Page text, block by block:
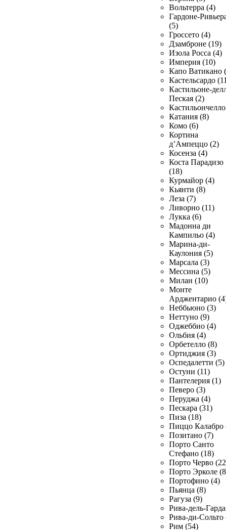
Вольтерра (4)
Гардоне-
(5)
Гроссето (4)
Дзамброне (19)
Изола Росса (4)
Империя (10)
Капо Ватикано
Кастельсардо
Кастильоне-
Пеская (2)
Катания (8)
Комо (6)
Кортина
д’Ампеццо (2)
Косенза (4)
Коста Парадизо
(18)
Курмайор (4)
Кьянти (8)
Леза (7)
Ливорно (11)
Лукка (6)
Мадонна ди
Кампильо (4)
Марина-ди-
Каулония (5)
Марсала (3)
Мессина (5)
Милан (10)
Монте
Арджентарио
Неббьюно (3)
Неттуно (9)
Оджеббио (4)
Ольбия (4)
Орбетелло (8)
Ортиджия (3)
Оспедалетти (5)
Остуни (11)
Пантелерия (1)
Певеро (3)
Перуджа (4)
Пескара (31)
Пиза (18)
Пиццо Калабро
Позитано (7)
Порто Санто
Стефано (18)
Порто Черво
Порто Эрколе
Портофино (4)
Пьянца (8)
Рагуза (9)
Рива-дель-
Рива-ди-Сольто
Рим (54)